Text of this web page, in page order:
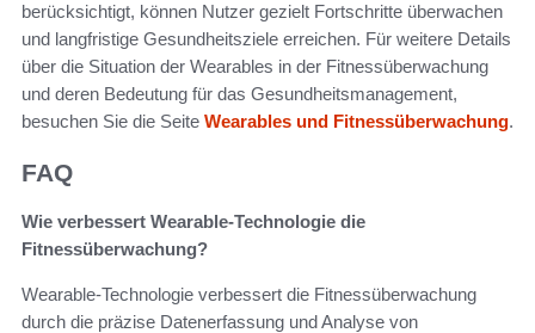
berücksichtigt, können Nutzer gezielt Fortschritte überwachen
und langfristige Gesundheitsziele erreichen. Für weitere Details
über die Situation der Wearables in der Fitnessüberwachung
und deren Bedeutung für das Gesundheitsmanagement,
besuchen Sie die Seite Wearables und Fitnessüberwachung.
FAQ
Wie verbessert Wearable-Technologie die
Fitnessüberwachung?
Wearable-Technologie verbessert die Fitnessüberwachung
durch die präzise Datenerfassung und Analyse von